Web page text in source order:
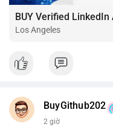
BUY Verified
Los Angeles
BuyGithub202
2 giờ